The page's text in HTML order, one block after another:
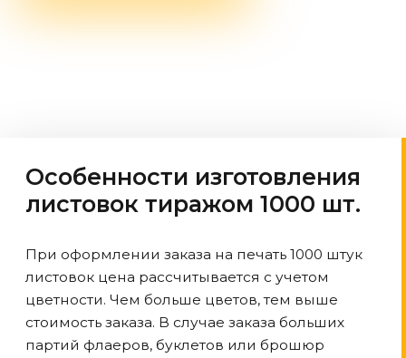
Особенности изготовления
листовок тиражом 1000 шт.
При оформлении заказа на печать 1000 штук
листовок цена рассчитывается с учетом
цветности. Чем больше цветов, тем выше
стоимость заказа. В случае заказа больших
партий флаеров, буклетов или брошюр